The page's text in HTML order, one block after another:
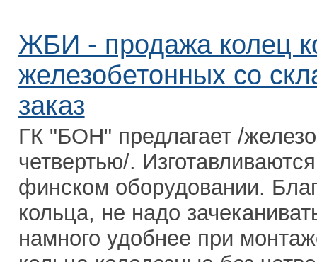
ЖБИ - продажа колец
железобетонных со
заказ
ГК "БОН" предлагает /
четвертью/.
финском оборудовании.
кольца, не надо
намного удобнее при